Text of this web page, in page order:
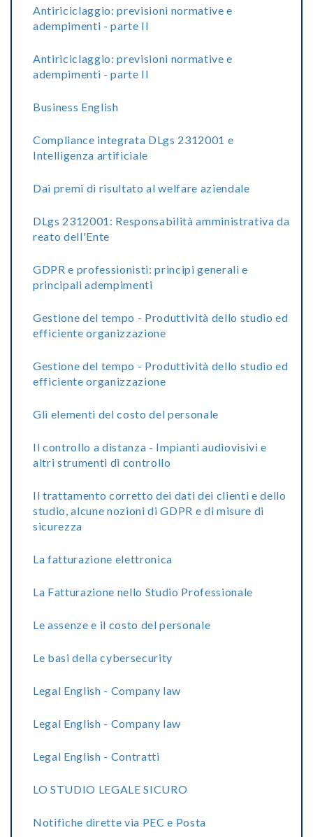
Antiriciclaggio: previsioni normative e
adempimenti - parte II
Antiriciclaggio: previsioni normative e
adempimenti - parte II
Business English
Compliance integrata DLgs 2312001 e
Intelligenza artificiale
Dai premi di risultato al welfare aziendale
DLgs 2312001: Responsabilità amministrativa da
reato dell'Ente
GDPR e professionisti: principi generali e
principali adempimenti
Gestione del tempo - Produttività dello studio ed
efficiente organizzazione
Gestione del tempo - Produttività dello studio ed
efficiente organizzazione
Gli elementi del costo del personale
Il controllo a distanza - Impianti audiovisivi e
altri strumenti di controllo
Il trattamento corretto dei dati dei clienti e dello
studio, alcune nozioni di GDPR e di misure di
sicurezza
La fatturazione elettronica
La Fatturazione nello Studio Professionale
Le assenze e il costo del personale
Le basi della cybersecurity
Legal English - Company law
Legal English - Company law
Legal English - Contratti
LO STUDIO LEGALE SICURO
Notifiche dirette via PEC e Posta